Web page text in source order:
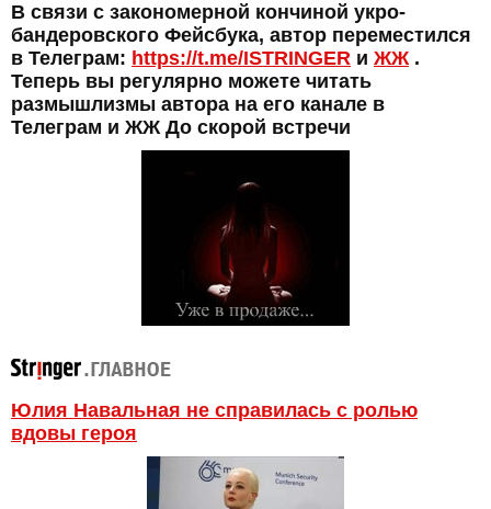
В связи с закономерной кончиной укро-
бандеровского Фейсбука, автор переместился
в Телеграм: https://t.me/ISTRINGER и ЖЖ.
Теперь вы регулярно можете читать
размышлизмы автора на его канале в
Телеграм и ЖЖ До скорой встречи
Юлия Навальная не справилась с ролью
вдовы героя